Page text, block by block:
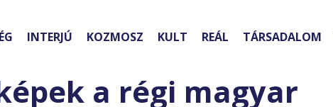
INTERJÚ KOZMOSZ KULT REÁL TÁRSADALOM
a régi magyar